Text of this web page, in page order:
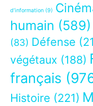
d’information (9)
humain (589)
(83) Défense
végétaux (188)
français
Histoire (221)